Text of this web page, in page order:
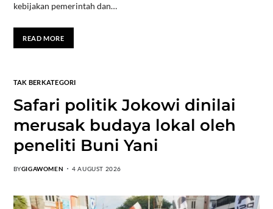
kebijakan pemerintah dan…
READ MORE
TAK BERKATEGORI
Safari politik Jokowi dinilai
merusak budaya lokal oleh
peneliti Buni Yani
BYGIGAWOMEN 4 AUGUST 2026